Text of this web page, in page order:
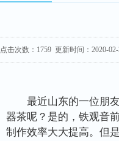
点击次数： 1759 更新时间：2020-
最近山东的一位朋
器茶呢？是的，铁观音
制作效率大大提高。但